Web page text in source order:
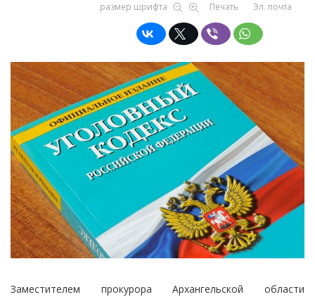
размер шрифта
Печать Эл. почта
Заместителем прокурора Архангельской области